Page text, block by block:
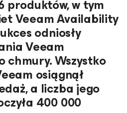
produktów, w tym
Veeam Availability
odniosły
Veeam
chmury. Wszystko
osiągnął
a liczba jego
400 000